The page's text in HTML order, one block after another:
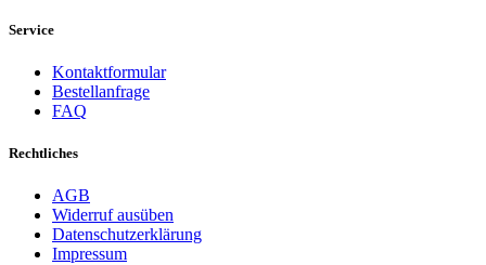
Service
Kontaktformular
Bestellanfrage
FAQ
Rechtliches
AGB
Widerruf ausüben
Datenschutzerklärung
Impressum